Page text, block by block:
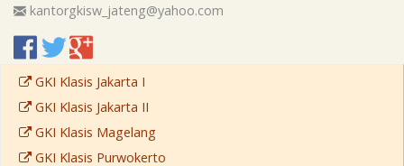
kantorgkisw_jateng@yahoo.com
GKI Klasis Jakarta I
GKI Klasis Jakarta II
GKI Klasis Magelang
GKI Klasis Purwokerto